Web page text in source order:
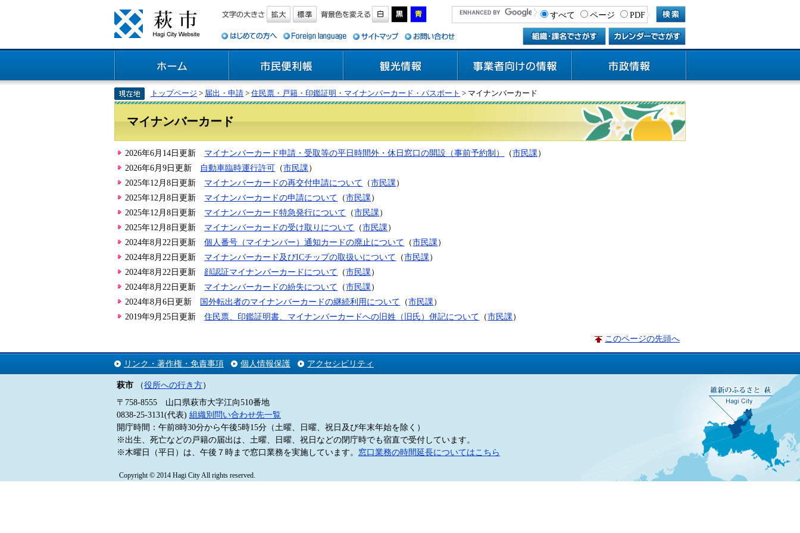
すべて ページ PDF
トップページ > 届出・申請 > 住民票・戸籍・印鑑証明・マイナンバーカード・パスポート > マイナンバーカード
マイナンバーカード
2026年6月14日更新 マイナンバーカード申請・受取等の平日時間外・休日窓口の開設（事前予約制） （市民課）
2026年6月9日更新
自動車臨時運行許可 （市民課）
2025年12月8日更新
マイナンバーカードの再交付申請について （市民課）
2025年12月8日更新
マイナンバーカードの申請について （市民課）
2025年12月8日更新
マイナンバーカード特急発行について （市民課）
2025年12月8日更新
マイナンバーカードの受け取りについて （市民課）
2024年8月22日更新
個人番号（マイナンバー）通知カードの廃止について （市民課）
2024年8月22日更新
マイナンバーカード及びICチップの取扱いについて （市民課）
2024年8月22日更新
顔認証マイナンバーカードについて （市民課）
2024年8月22日更新
マイナンバーカードの紛失について （市民課）
2024年8月6日更新
国外転出者のマイナンバーカードの継続利用について （市民課）
2019年9月25日更新
住民票、印鑑証明書、マイナンバーカードへの旧姓（旧氏）併記について （市民課）
このページの先頭へ
リンク・著作権・免責事項 個人情報保護 アクセシビリティ
萩市 （役所への行き方）
〒758-8555 山口県萩市大字江向510番地
0838-25-3131(代表) 組織別問い合わせ先一覧
開庁時間：午前8時30分から午後5時15分（土曜、日曜、祝日及び年末年始を除く）
※出生、死亡などの戸籍の届出は、土曜、日曜、祝日などの閉庁時でも宿直で受付しています。
※木曜日（平日）は、午後７時まで窓口業務を実施しています。 窓口業務の時間延長についてはこちら
Copyright © 2014 Hagi City All rights reserved.